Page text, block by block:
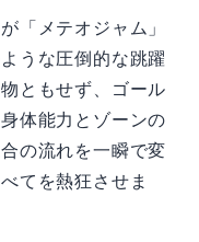
「メテオジャム」
うな圧倒的な跳躍
ともせず、ゴール
体能力とゾーンの
の流れを一瞬で変
てを熱狂させま